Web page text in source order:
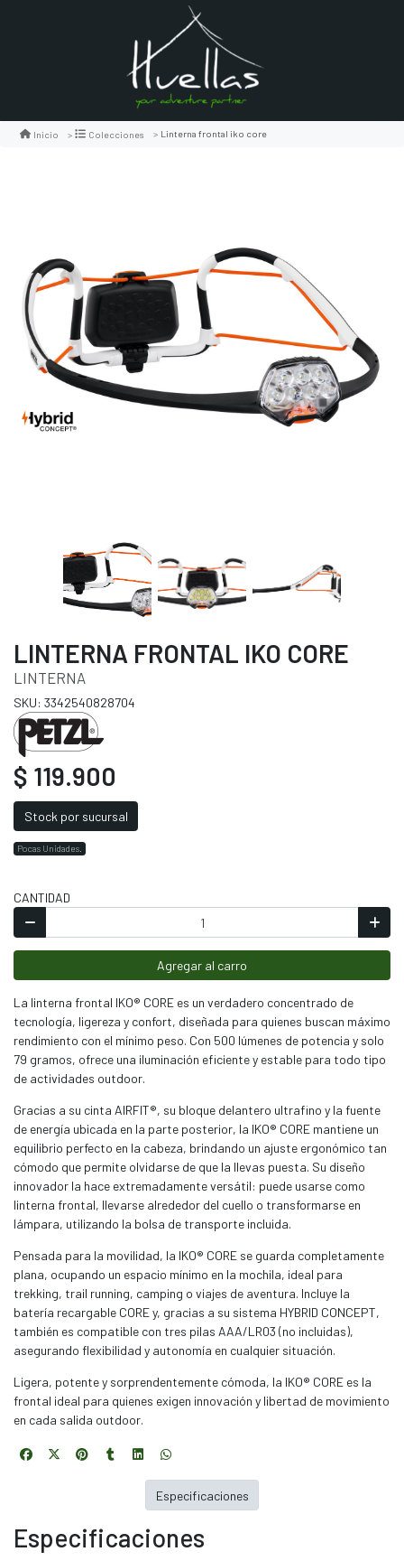
Inicio Colecciones Linterna frontal iko core
LINTERNA FRONTAL IKO CORE
LINTERNA
SKU: 3342540828704
$ 119.900
Stock por sucursal
Pocas Unidades.
CANTIDAD
Agregar al carro
La linterna frontal IKO® CORE es un verdadero concentrado de
tecnología, ligereza y confort, diseñada para quienes buscan máximo
rendimiento con el mínimo peso. Con 500 lúmenes de potencia y solo
79 gramos, ofrece una iluminación eficiente y estable para todo tipo
de actividades outdoor.
Gracias a su cinta AIRFIT®, su bloque delantero ultrafino y la fuente
de energía ubicada en la parte posterior, la IKO® CORE mantiene un
equilibrio perfecto en la cabeza, brindando un ajuste ergonómico tan
cómodo que permite olvidarse de que la llevas puesta. Su diseño
innovador la hace extremadamente versátil: puede usarse como
linterna frontal, llevarse alrededor del cuello o transformarse en
lámpara, utilizando la bolsa de transporte incluida.
Pensada para la movilidad, la IKO® CORE se guarda completamente
plana, ocupando un espacio mínimo en la mochila, ideal para
trekking, trail running, camping o viajes de aventura. Incluye la
batería recargable CORE y, gracias a su sistema HYBRID CONCEPT,
también es compatible con tres pilas AAA/LR03 (no incluidas),
asegurando flexibilidad y autonomía en cualquier situación.
Ligera, potente y sorprendentemente cómoda, la IKO® CORE es la
frontal ideal para quienes exigen innovación y libertad de movimiento
en cada salida outdoor.
Especificaciones
Especificaciones